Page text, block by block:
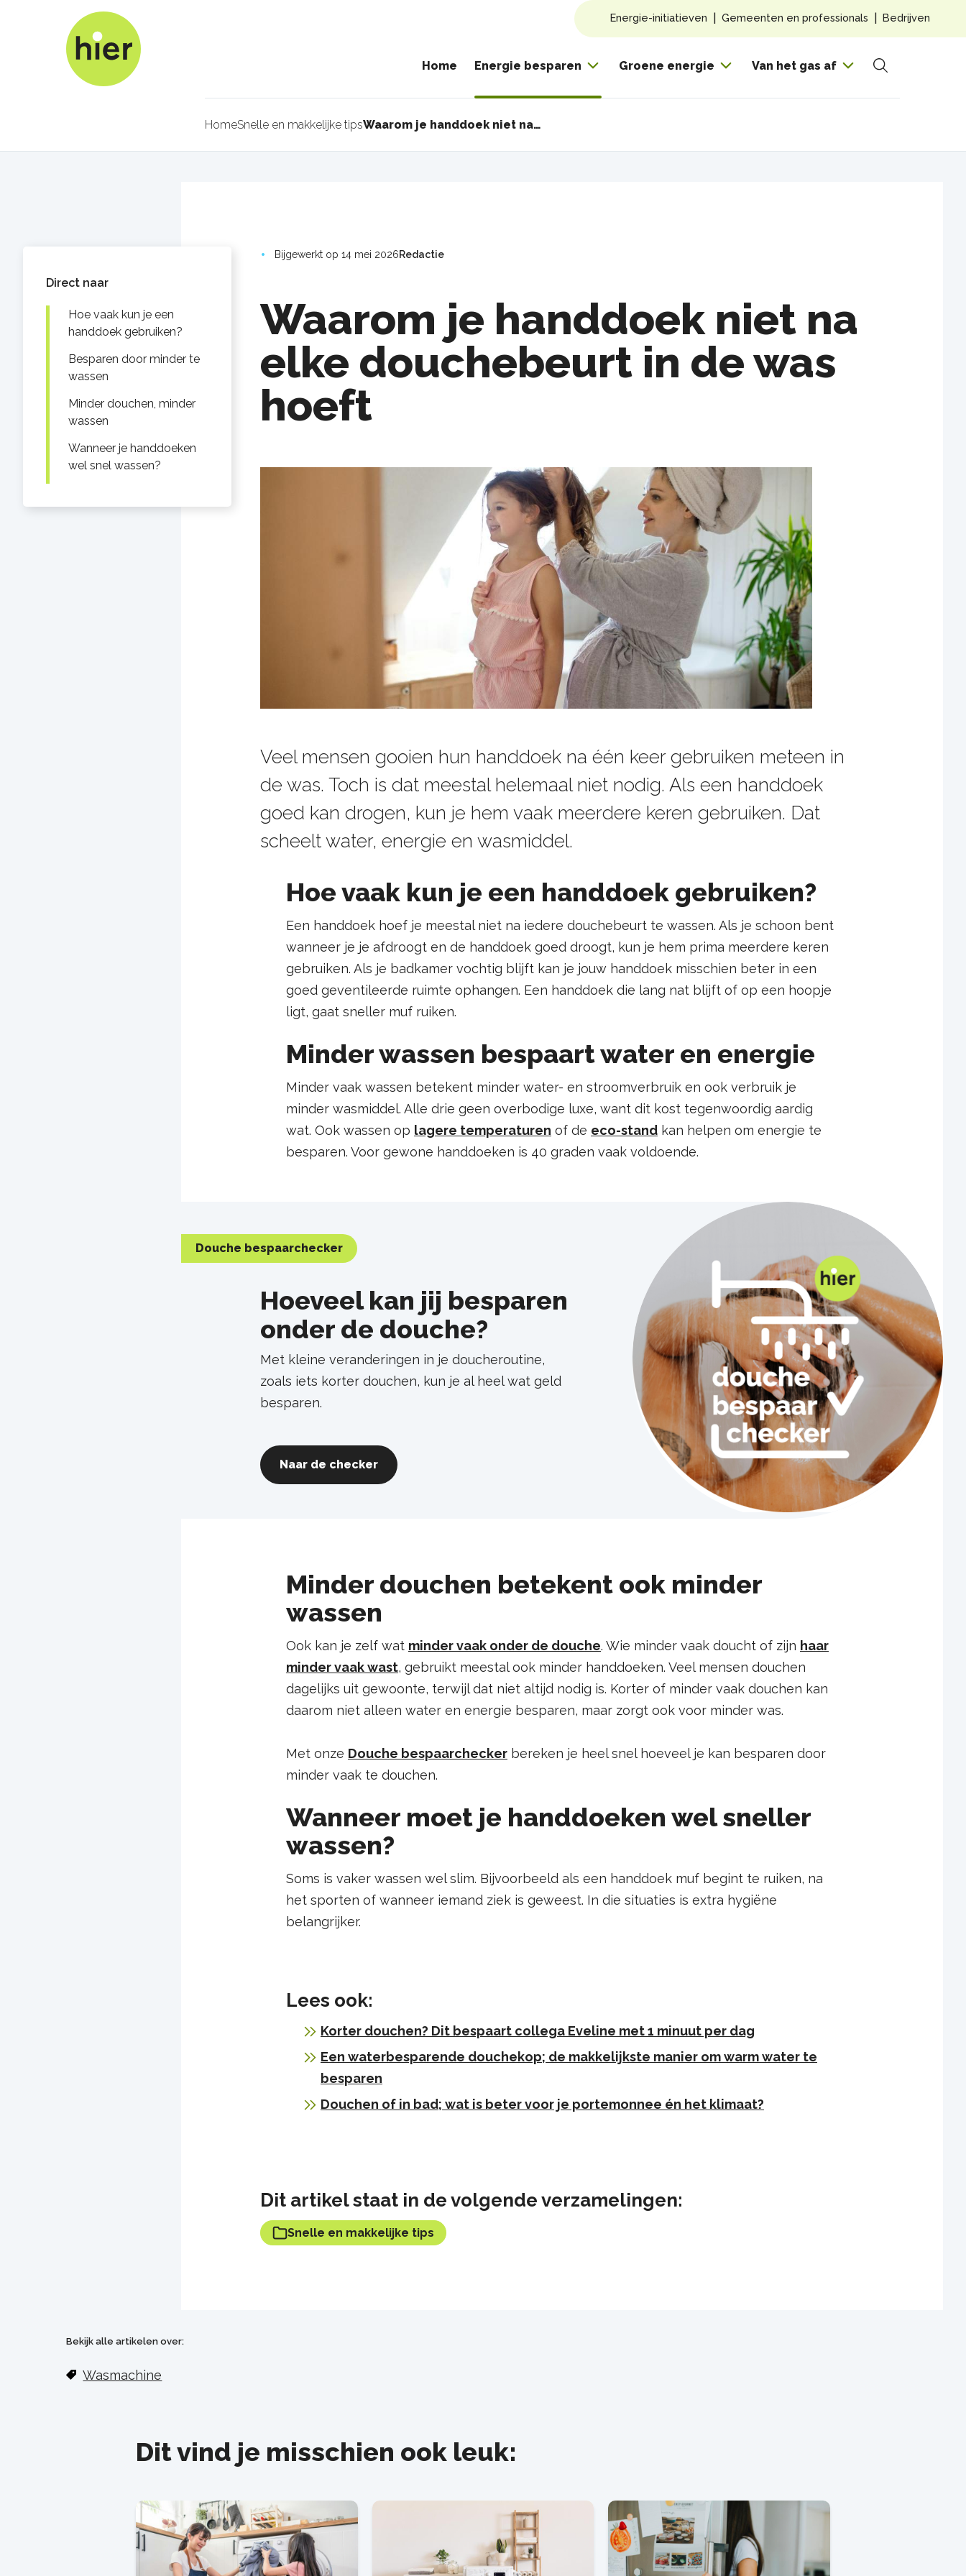
Home Energie besparen Groene energie Van het gas af
Zoeken
Top
Energie-initiatieven Gemeenten en professionals Bedrijven
Kruimelpad
HomeSnelle en makkelijke tips Waarom je handdoek niet na elke douchebeurt in de was hoeft
Bijgewerkt op 14 mei 2026Redactie
Waarom je handdoek niet na
elke douchebeurt in de was
hoeft
Veel mensen gooien hun handdoek na één keer gebruiken meteen in
de was. Toch is dat meestal helemaal niet nodig. Als een handdoek
goed kan drogen, kun je hem vaak meerdere keren gebruiken. Dat
scheelt water, energie en wasmiddel.
Hoe vaak kun je een handdoek gebruiken?
Een handdoek hoef je meestal niet na iedere douchebeurt te wassen. Als je schoon bent
wanneer je je afdroogt en de handdoek goed droogt, kun je hem prima meerdere keren
gebruiken. Als je badkamer vochtig blijft kan je jouw handdoek misschien beter in een
goed geventileerde ruimte ophangen. Een handdoek die lang nat blijft of op een hoopje
ligt, gaat sneller muf ruiken.
Minder wassen bespaart water en energie
Minder vaak wassen betekent minder water- en stroomverbruik en ook verbruik je
minder wasmiddel. Alle drie geen overbodige luxe, want dit kost tegenwoordig aardig
wat. Ook wassen op lagere temperaturen of de eco-standkan helpen om energie te
besparen. Voor gewone handdoeken is 40 graden vaak voldoende.
Douche bespaarchecker
Hoeveel kan jij besparen
onder de douche?
Met kleine veranderingen in je doucheroutine,
zoals iets korter douchen, kun je al heel wat geld
besparen.
Naar de checker
Minder douchen betekent ook minder
wassen
Ook kan je zelf wat minder vaak onder de douche. Wie minder vaak doucht of zijn haar
minder vaak wast, gebruikt meestal ook minder handdoeken. Veel mensen douchen
dagelijks uit gewoonte, terwijl dat niet altijd nodig is. Korter of minder vaak douchen kan
daarom niet alleen water en energie besparen, maar zorgt ook voor minder was.
Met onze Douche bespaarcheckerbereken je heel snel hoeveel je kan besparen door
minder vaak te douchen.
Wanneer moet je handdoeken wel sneller
wassen?
Soms is vaker wassen wel slim. Bijvoorbeeld als een handdoek muf begint te ruiken, na
het sporten of wanneer iemand ziek is geweest. In die situaties is extra hygiëne
belangrijker.
Lees ook:
Korter douchen? Dit bespaart collega Eveline met 1 minuut per dag
Een waterbesparende douchekop; de makkelijkste manier om warm water te
besparen
Douchen of in bad; wat is beter voor je portemonnee én het klimaat?
Dit artikel staat in de volgende verzamelingen:
Snelle en makkelijke tips
Direct naar
Hoe vaak kun je een
handdoek gebruiken?
Besparen door minder te
wassen
Minder douchen, minder
wassen
Wanneer je handdoeken
wel snel wassen?
Bekijk alle artikelen over:
Wasmachine
Dit vind je misschien ook leuk: